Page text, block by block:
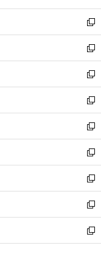
開
く
ウ
で
開
く
ン
ド
ウ
で
開
く
し
い
ウ
ィ
ン
ド
ウ
で
開
く
新
し
い
ウ
ィ
ン
ド
ウ
で
開
く
新
し
い
ウ
ィ
ン
ド
ウ
で
開
く
新
し
い
ウ
ィ
ン
ド
ウ
で
開
く
新
し
い
ウ
ィ
ン
ド
ウ
で
開
く
新
し
い
ウ
ィ
ン
ド
ウ
で
開
新
し
い
ウ
ィ
ン
ド
ウ
新
し
い
ウ
ィ
ン
新
し
い
ウ
新
し